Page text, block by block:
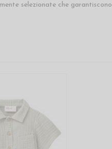
selezionate che garantiscono